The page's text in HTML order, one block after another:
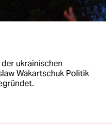
ukrainischen
Wakartschuk Politik